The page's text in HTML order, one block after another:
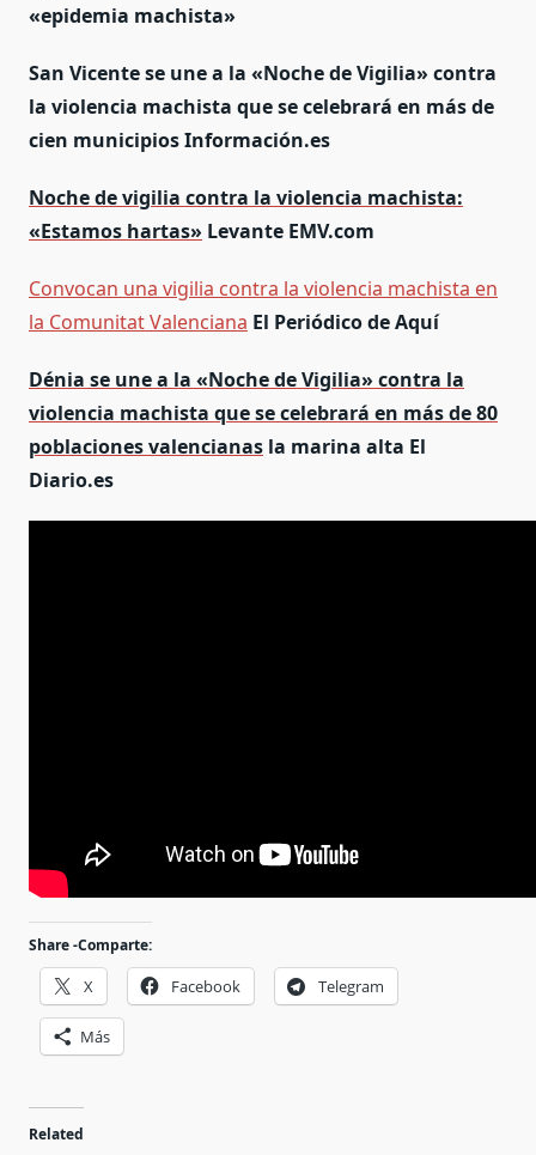
«epidemia machista»
San Vicente se une a la «Noche de Vigilia» contra
la violencia machista que se celebrará en más de
cien municipiosInformación.es
Noche de vigilia contra la violencia machista:
«Estamos hartas» Levante EMV.com
Convocan una vigilia contra la violencia machista en
la Comunitat Valenciana El Periódico de Aquí
Dénia se une a la «Noche de Vigilia» contra la
violencia machista que se celebrará en más de 80
poblaciones valencianas la marina alta El
Diario.es
Share -Comparte:
X Facebook Telegram
Más
Related